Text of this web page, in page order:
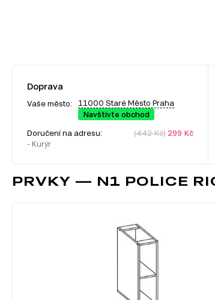
Doprava
Vaše město:
11000 Staré Město Praha
Navštivte obchod
Doručení na adresu:
- Kurýr
(442 Kč)299 Kč
PRVKY — N1 POLICE